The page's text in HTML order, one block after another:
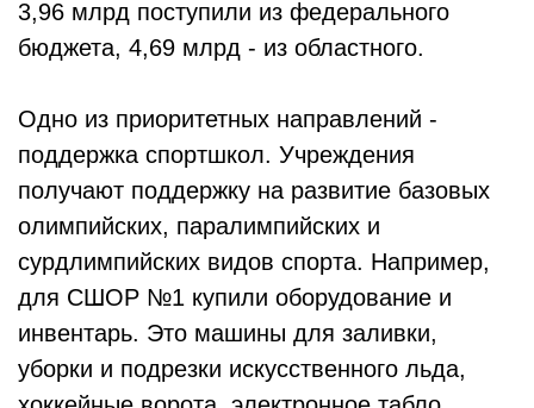
3,96 млрд поступили из федерального
бюджета, 4,69 млрд - из областного.
Одно из приоритетных направлений -
поддержка спорт­школ. Учреждения
получают поддержку на развитие базовых
олимпийских, паралимпийских и
сурдлимпийских видов спорта. Например,
для СШОР №1 купили оборудование и
инвентарь. Это машины для заливки,
уборки и подрезки искусственного льда,